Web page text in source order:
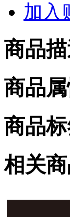
加入
商品
商品
商品
相关